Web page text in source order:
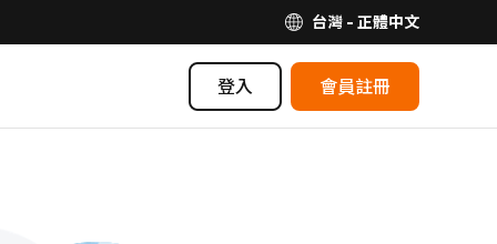
台灣 - 正體中文
登入 會員註冊